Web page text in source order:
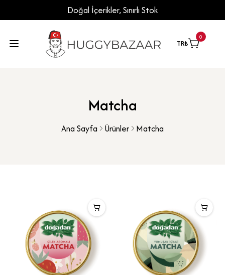
Doğal İçerikler, Sınırlı Stok
TR₺
0
Matcha
Ana Sayfa Ürünler Matcha